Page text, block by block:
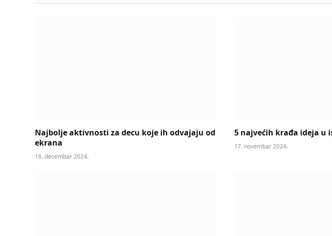
Najbolje aktivnosti za decu koje ih odvajaju od
ekrana
18. decembar 2024.
5 najvećih krađa ideja u
17. novembar 2024.